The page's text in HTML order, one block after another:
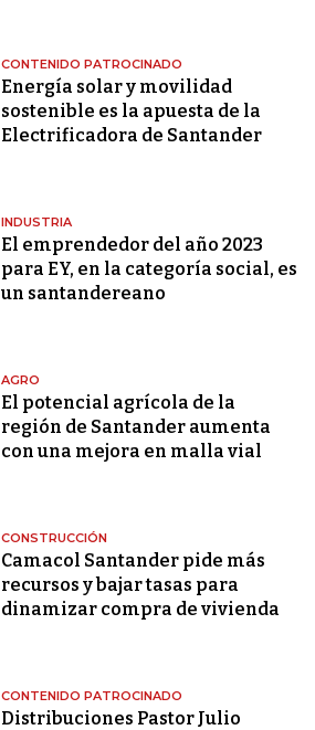
CONTENIDO PATROCINADO
Energía solar y movilidad
sostenible es la apuesta de la
Electrificadora de Santander
INDUSTRIA
El emprendedor del año 2023
para EY, en la categoría social, es
un santandereano
AGRO
El potencial agrícola de la
región de Santander aumenta
con una mejora en malla vial
CONSTRUCCIÓN
Camacol Santander pide más
recursos y bajar tasas para
dinamizar compra de vivienda
CONTENIDO PATROCINADO
Distribuciones Pastor Julio